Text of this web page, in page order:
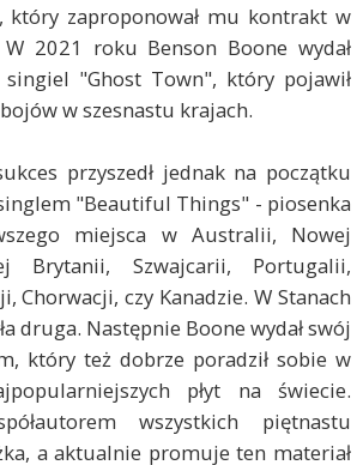
który zaproponował mu kontrakt w
2021 roku Benson Boone wydał
"Ghost Town", który pojawił
w szesnastu krajach.
przyszedł jednak na początku
"Beautiful Things" - piosenka
miejsca w Australii, Nowej
Brytanii, Szwajcarii, Portugalii,
Chorwacji, czy Kanadzie. W Stanach
druga. Następnie Boone wydał swój
który też dobrze poradził sobie w
płyt na świecie.
wszystkich piętnastu
a aktualnie promuje ten materiał